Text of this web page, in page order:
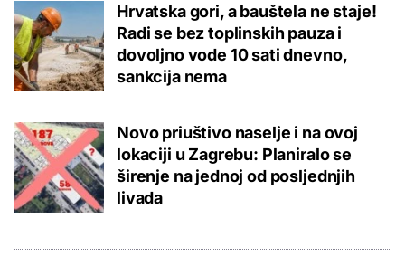
Hrvatska gori, a bauštela ne staje!
Radi se bez toplinskih pauza i
dovoljno vode 10 sati dnevno,
sankcija nema
Novo priuštivo naselje i na ovoj
lokaciji u Zagrebu: Planiralo se
širenje na jednoj od posljednjih
livada